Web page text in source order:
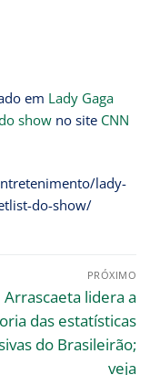
em Lady Gaga
show no site CNN
lady-
do-show/
PRÓXIMO
Arrascaeta lidera a
das estatísticas
do Brasileirão;
veja